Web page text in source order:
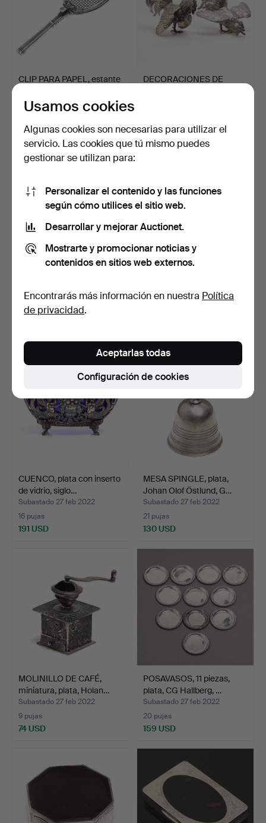
CLIP PARA PAPEL, estante
Subastado 27 feb 2022
169 USD
DECORACIONES DE
301 USD
18/1900.
Subastado 27 feb 2022
12 pujas
ley, Borgila, Es…
Subastado 27 feb 2022
CUENCO, plata con inserto
de vidrio, siglo…
Subastado 27 feb 2022
16 pujas
191 USD
MESA SPINGLE, plata,
Johan Olof Östlund, G…
Subastado 27 feb 2022
21 pujas
130 USD
MOLINILLO DE CAFÉ,
miniatura, plata, Holan…
Subastado 27 feb 2022
9 pujas
74 USD
POSAVASOS, 11 piezas,
plata, CG Hallberg, …
Subastado 27 feb 2022
20 pujas
159 USD
Usamos cookies
Algunas cookies son necesarias para utilizar el
servicio. Las cookies que tú mismo puedes
gestionar se utilizan para:
Personalizar el contenido y las funciones
según cómo utilices el sitio web.
Desarrollar y mejorar Auctionet.
Mostrarte y promocionar noticias y
contenidos en sitios web externos.
Encontrarás más información en nuestra Política
de privacidad.
Configuración de cookies
Aceptarlas todas